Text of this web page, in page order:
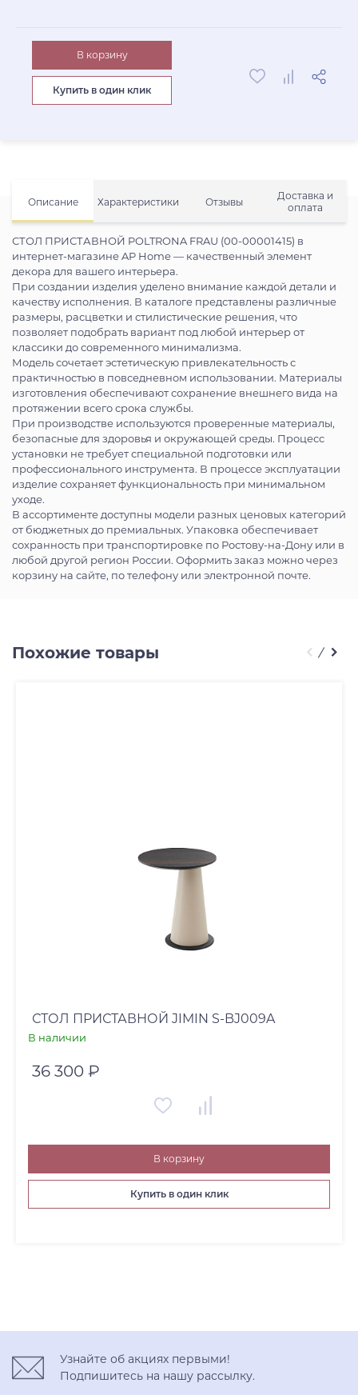
Описание Характеристики Отзывы
Доставка и
оплата
СТОЛ ПРИСТАВНОЙ POLTRONA FRAU (00-00001415) в
интернет-магазине AP Home — качественный элемент
декора для вашего интерьера.
При создании изделия уделено внимание каждой детали и
качеству исполнения. В каталоге представлены различные
размеры, расцветки и стилистические решения, что
позволяет подобрать вариант под любой интерьер от
классики до современного минимализма.
Модель сочетает эстетическую привлекательность с
практичностью в повседневном использовании. Материалы
изготовления обеспечивают сохранение внешнего вида на
протяжении всего срока службы.
При производстве используются проверенные материалы,
безопасные для здоровья и окружающей среды. Процесс
установки не требует специальной подготовки или
профессионального инструмента. В процессе эксплуатации
изделие сохраняет функциональность при минимальном
уходе.
В ассортименте доступны модели разных ценовых категорий
от бюджетных до премиальных. Упаковка обеспечивает
сохранность при транспортировке по Ростову-на-Дону или в
любой другой регион России. Оформить заказ можно через
корзину на сайте, по телефону или электронной почте.
В корзину
Купить в один клик
Похожие товары
СТОЛ ПРИСТАВНОЙ JIMIN S-BJ009A
В наличии
36 300 ₽
В корзину
Купить в один клик
Узнайте об акциях первыми!
Подпишитесь на нашу рассылку.